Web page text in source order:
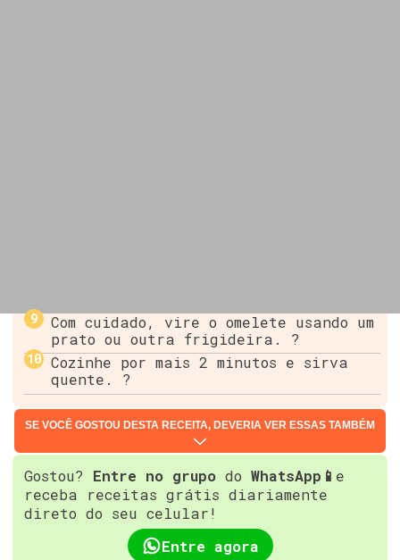
Com cuidado, vire o omelete usando um
prato ou outra frigideira. ?
Cozinhe por mais 2 minutos e sirva
quente. ?
SE VOCÊ GOSTOU DESTA RECEITA, DEVERIA VER ESSAS TAMBÉM
Gostou? Entre no grupo do WhatsApp📱 e
receba receitas grátis diariamente
direto do seu celular!
Entre agora